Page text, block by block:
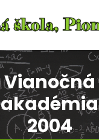
Vianočná
akadémia
2004